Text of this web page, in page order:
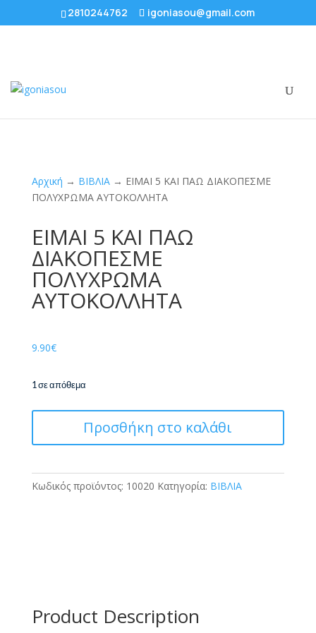
2810244762 igoniasou@gmail.com
Αρχική → ΒΙΒΛΙΑ→ ΕΙΜΑΙ 5 ΚΑΙ ΠΑΩ ΔΙΑΚΟΠΕΣΜΕ
ΠΟΛΥΧΡΩΜΑ ΑΥΤΟΚΟΛΛΗΤΑ
ΕΙΜΑΙ 5 ΚΑΙ ΠΑΩ
ΔΙΑΚΟΠΕΣΜΕ
ΠΟΛΥΧΡΩΜΑ
ΑΥΤΟΚΟΛΛΗΤΑ
9.90€
1 σε απόθεμα
ΚΑΙ
ΔΙΑΚΟΠΕΣΜΕ
Προσθήκη στο καλάθι
Κωδικός προϊόντος: 10020 Κατηγορία: ΒΙΒΛΙΑ
Product Description